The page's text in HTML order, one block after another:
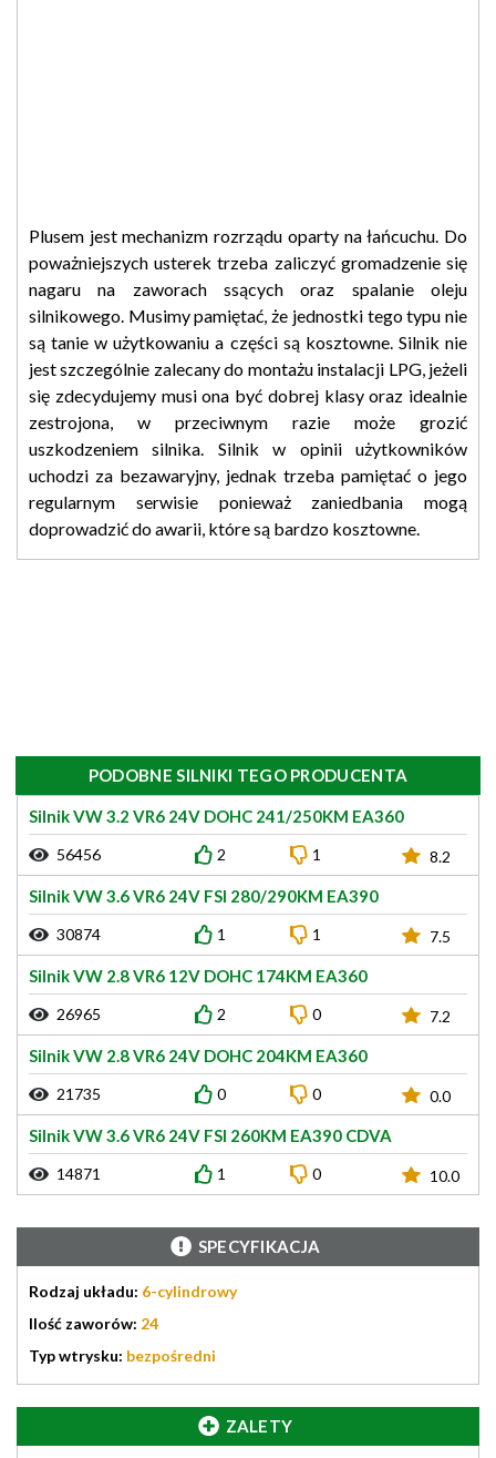
Plusem jest mechanizm rozrządu oparty na łańcuchu. Do
poważniejszych usterek trzeba zaliczyć gromadzenie się
nagaru na zaworach ssących oraz spalanie oleju
silnikowego. Musimy pamiętać, że jednostki tego typu nie
są tanie w użytkowaniu a części są kosztowne. Silnik nie
jest szczególnie zalecany do montażu instalacji LPG, jeżeli
się zdecydujemy musi ona być dobrej klasy oraz idealnie
zestrojona, w przeciwnym razie może grozić
uszkodzeniem silnika. Silnik w opinii użytkowników
uchodzi za bezawaryjny, jednak trzeba pamiętać o jego
regularnym serwisie ponieważ zaniedbania mogą
doprowadzić do awarii, które są bardzo kosztowne.
PODOBNE SILNIKI TEGO PRODUCENTA
Silnik VW 3.2 VR6 24V DOHC 241/250KM EA360
56456 2 1 8.2
Silnik VW 3.6 VR6 24V FSI 280/290KM EA390
30874 1 1 7.5
Silnik VW 2.8 VR6 12V DOHC 174KM EA360
26965 2 0 7.2
Silnik VW 2.8 VR6 24V DOHC 204KM EA360
21735 0 0 0.0
Silnik VW 3.6 VR6 24V FSI 260KM EA390 CDVA
14871 1 0 10.0
SPECYFIKACJA
Rodzaj układu: 6-cylindrowy
Ilość zaworów: 24
Typ wtrysku: bezpośredni
ZALETY